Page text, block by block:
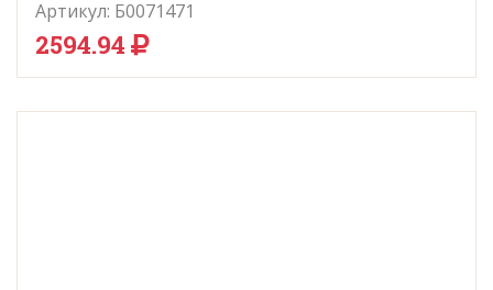
Артикул: Б0071471
2594.94